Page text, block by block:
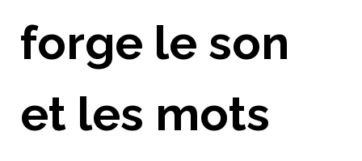
forge le son
et les mots